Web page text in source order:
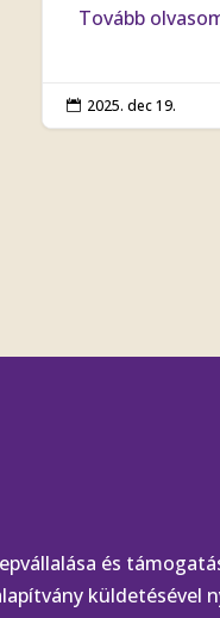
Tovább
 2025. dec 19.
és
küldetésével